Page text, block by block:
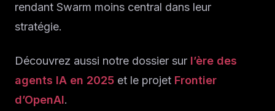
rendant Swarm moins central dans leur
stratégie.
Découvrez aussi notre dossier sur l’ère des
agents IA en 2025 et le projet Frontier
d’OpenAI.